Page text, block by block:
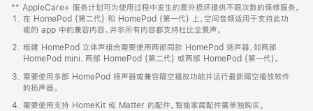
窗
口
中
打
开)
** AppleCare+ 服务计划可为使用过程中发生的意外损坏提供不限次数的保修服务。
在 HomePod (第二代) 和 HomePod (第一代) 上，空间音频适用于支持此功
能的 app 中的兼容内容。并非所有内容都支持杜比全景声。
组建 HomePod 立体声组合需要使用两部同款 HomePod 扬声器，如两部
HomePod mini、两部 HomePod (第二代) 或两部 HomePod (第一代)。
需要使用多部 HomePod 扬声器或兼容隔空播放功能并运行最新隔空播放软件
的扬声器。
需要使用支持 HomeKit 或 Matter 的配件。智能家居配件需单独购买。